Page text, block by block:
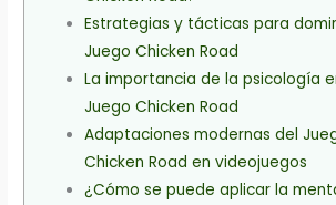
Estrategias y tácticas para
Juego Chicken Road
La importancia de la psicología
Juego Chicken Road
Adaptaciones modernas del
Chicken Road en videojuegos
¿Cómo se puede aplicar la